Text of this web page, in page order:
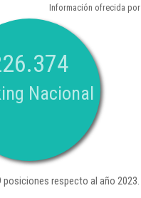
Información ofrecida por
Nacional
posiciones respecto al año 2023.